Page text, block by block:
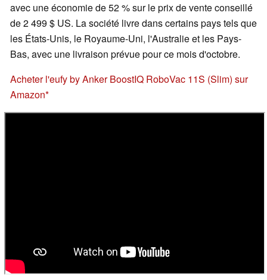
avec une économie de 52 % sur le prix de vente conseillé
de 2 499 $ US. La société livre dans certains pays tels que
les États-Unis, le Royaume-Uni, l'Australie et les Pays-
Bas, avec une livraison prévue pour ce mois d'octobre.
Acheter l'eufy by Anker BoostIQ RoboVac 11S (Slim) sur
Amazon